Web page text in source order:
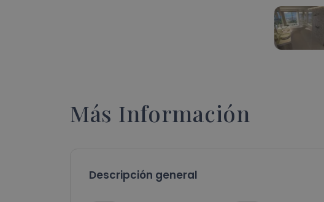
Más Información
Descripción general